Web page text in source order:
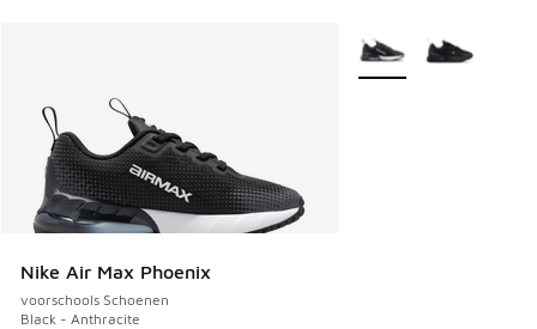
Nike Air Max Phoenix
voorschools Schoenen
Black - Anthracite
Meer kleuren